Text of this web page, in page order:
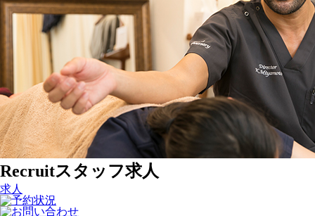
Recruitスタッフ求人
求人